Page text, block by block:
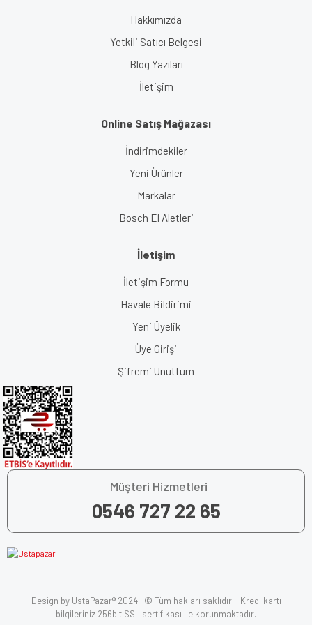
Hakkımızda
Yetkili Satıcı Belgesi
Blog Yazıları
İletişim
Online Satış Mağazası
İndirimdekiler
Yeni Ürünler
Markalar
Bosch El Aletleri
İletişim
İletişim Formu
Havale Bildirimi
Yeni Üyelik
Üye Girişi
Şifremi Unuttum
Müşteri Hizmetleri
0546 727 22 65
Design by UstaPazar® 2024 | © Tüm hakları saklıdır. | Kredi kartı
bilgileriniz 256bit SSL sertifikası ile korunmaktadır.